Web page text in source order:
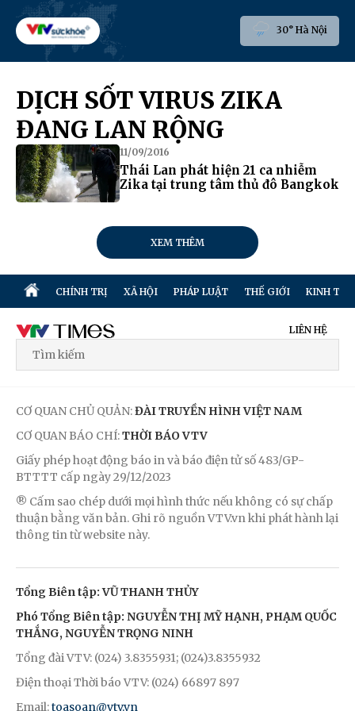
30° Hà Nội
DỊCH SỐT VIRUS ZIKA
ĐANG LAN RỘNG
11/09/2016
Thái Lan phát hiện 21 ca nhiễm
Zika tại trung tâm thủ đô Bangkok
XEM THÊM
CHÍNH TRỊ XÃ HỘI PHÁP LUẬT THẾ GIỚI KINH TẾ
LIÊN HỆ
CƠ QUAN CHỦ QUẢN:ĐÀI TRUYỀN HÌNH VIỆT NAM
CƠ QUAN BÁO CHÍ:THỜI BÁO VTV
Giấy phép hoạt động báo in và báo điện tử số 483/GP-
BTTTT cấp ngày 29/12/2023
® Cấm sao chép dưới mọi hình thức nếu không có sự chấp
thuận bằng văn bản. Ghi rõ nguồn VTV.vn khi phát hành lại
thông tin từ website này.
Tổng Biên tập: VŨ THANH THỦY
Phó Tổng Biên tập: NGUYỄN THỊ MỸ HẠNH, PHẠM QUỐC
THẮNG, NGUYỄN TRỌNG NINH
Tổng đài VTV: (024) 3.8355931; (024)3.8355932
Điện thoại Thời báo VTV: (024) 66897 897
Email:toasoan@vtv.vn